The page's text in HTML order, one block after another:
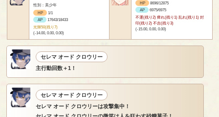
性別：美少年
HP
1/1
AP
17643/18433
光輝50(残り7)
(-14.00, 0.00, 0.00)
HP
8696/12875
AP
6975/6975
不運(残り2) 痺れ(残り1) 乱れ(残り1) 封
印(残り2) 不吉(残り3)
(-15.00, 0.00, 0.00)
セレマ オード クロウリー
主行動回数＋1！
セレマ オード クロウリー
セレマ オード クロウリーは攻撃集中！